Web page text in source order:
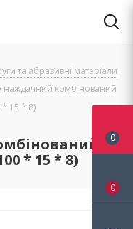
та абразивні матеріали
наждачний комбінований
15 * 8)
* 15 * 8)
0
0